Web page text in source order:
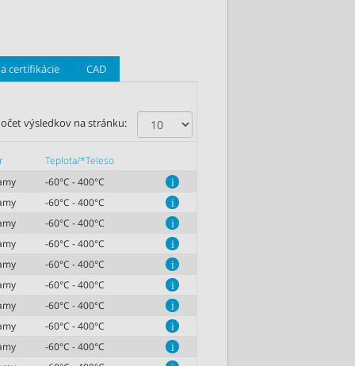
certifikácie CAD
výsledkov na stránku:
Teplota/*Teleso
-60°C - 400°C i
-60°C - 400°C i
-60°C - 400°C i
-60°C - 400°C i
-60°C - 400°C i
-60°C - 400°C i
-60°C - 400°C i
-60°C - 400°C i
-60°C - 400°C i